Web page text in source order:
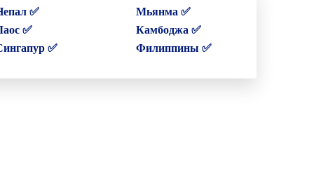
✅
Мьянма ✅
✅
Камбоджа ✅
✅
Филиппины ✅